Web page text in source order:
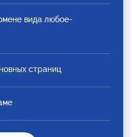
вида любое-
страниц